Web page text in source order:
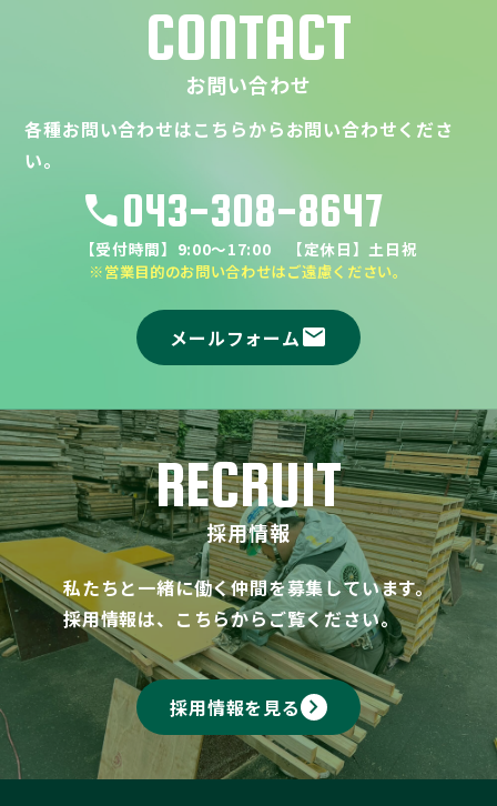
CONTACT
お問い合わせ
各種お問い合わせはこちらからお問い合わせくださ
い。
call043-308-8647
【受付時間】9:00～17:00 【定休日】土日祝
※営業目的のお問い合わせはご遠慮ください。
メールフォームmail
RECRUIT
採用情報
私たちと一緒に働く仲間を募集しています。
採用情報は、こちらからご覧ください。
採用情報を見るkeyboard_arrow_right